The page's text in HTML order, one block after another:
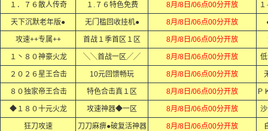
１．７６散人传奇 １.７６特色免费 8月/8日/06点00分开放
天下沉默老年版● 无门槛回收挂机● 8月/8日/06点00分开放
攻速++专属++ 首战１季首区１区 8月/8日/06点00分开放
１丶８０神豪火龙 ╲╲首战一区╱╱ 8月/8日/06点00分开放
２０２６星王合击 10元回馈畅玩 8月/8日/06点00分开放
８０独家帝王合击 特色合击真１区 8月/8日/06点00分开放
◆１８０十元火龙 攻速神器◆一区 8月/8日/06点00分开放
狂刀攻速 刀刀麻痹●破复活神器 8月/8日/06点00分开放